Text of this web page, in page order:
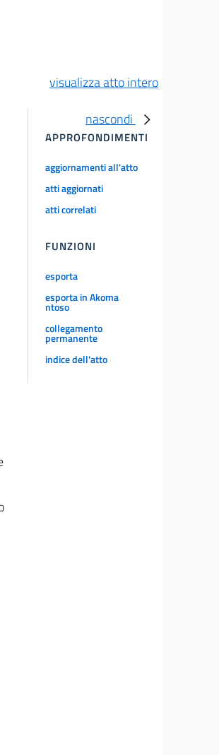
visualizza atto intero
nascondi
APPROFONDIMENTI
aggiornamenti all'atto
atti aggiornati
atti correlati
FUNZIONI
esporta
esporta in Akoma
ntoso
collegamento
permanente
indice dell'atto